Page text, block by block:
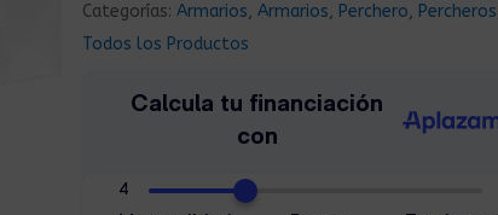
Categorías:Armarios,Armarios, Perchero, Percheros
Todos los Productos